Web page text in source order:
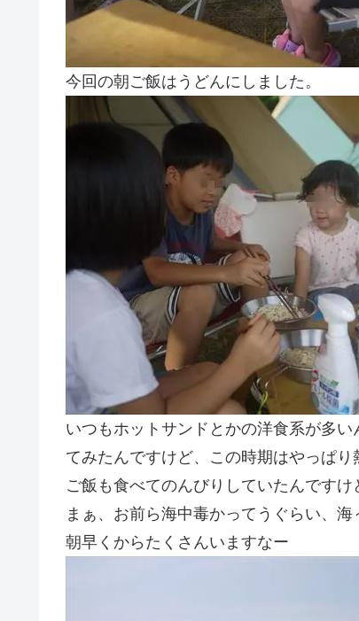
今回の朝ご飯はうどんにしました。
いつもホットサンドとかの洋食系が多
てみたんですけど、この時期はやっぱり
ご飯も食べてのんびりしていたんです
まぁ、お前ら海中毒かってうぐらい、
朝早くからたくさんいますなー